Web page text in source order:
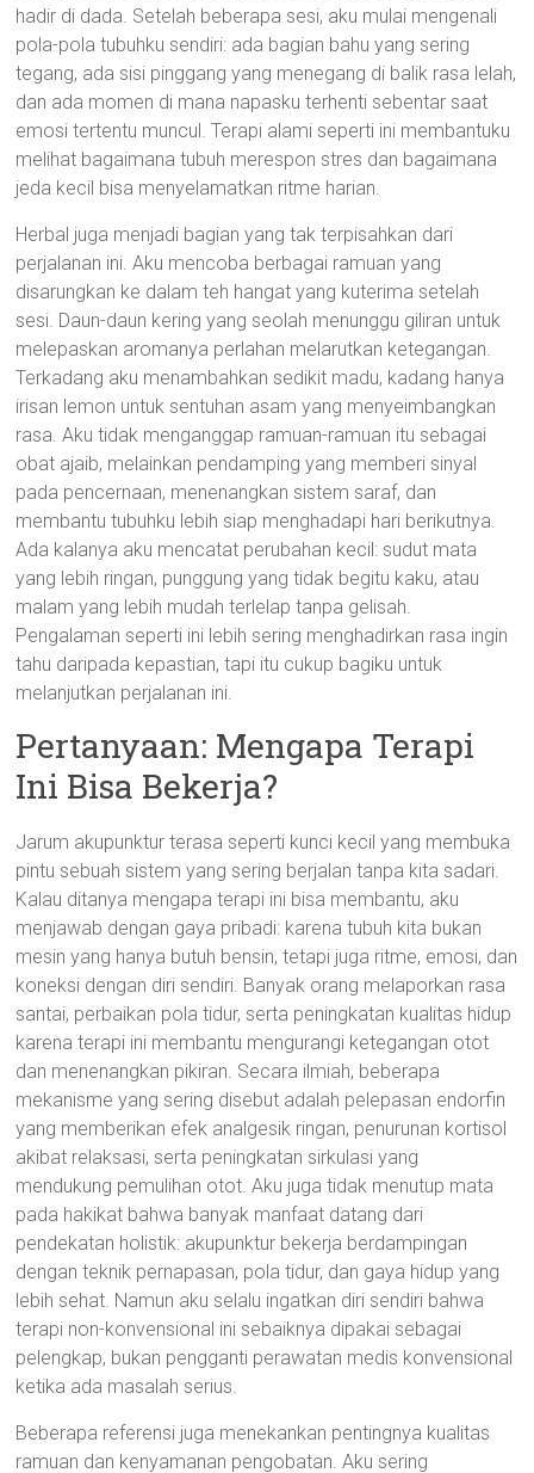
hadir di dada. Setelah beberapa sesi, aku mulai mengenali
pola-pola tubuhku sendiri: ada bagian bahu yang sering
tegang, ada sisi pinggang yang menegang di balik rasa lelah,
dan ada momen di mana napasku terhenti sebentar saat
emosi tertentu muncul. Terapi alami seperti ini membantuku
melihat bagaimana tubuh merespon stres dan bagaimana
jeda kecil bisa menyelamatkan ritme harian.
Herbal juga menjadi bagian yang tak terpisahkan dari
perjalanan ini. Aku mencoba berbagai ramuan yang
disarungkan ke dalam teh hangat yang kuterima setelah
sesi. Daun-daun kering yang seolah menunggu giliran untuk
melepaskan aromanya perlahan melarutkan ketegangan.
Terkadang aku menambahkan sedikit madu, kadang hanya
irisan lemon untuk sentuhan asam yang menyeimbangkan
rasa. Aku tidak menganggap ramuan-ramuan itu sebagai
obat ajaib, melainkan pendamping yang memberi sinyal
pada pencernaan, menenangkan sistem saraf, dan
membantu tubuhku lebih siap menghadapi hari berikutnya.
Ada kalanya aku mencatat perubahan kecil: sudut mata
yang lebih ringan, punggung yang tidak begitu kaku, atau
malam yang lebih mudah terlelap tanpa gelisah.
Pengalaman seperti ini lebih sering menghadirkan rasa ingin
tahu daripada kepastian, tapi itu cukup bagiku untuk
melanjutkan perjalanan ini.
Pertanyaan: Mengapa Terapi
Ini Bisa Bekerja?
Jarum akupunktur terasa seperti kunci kecil yang membuka
pintu sebuah sistem yang sering berjalan tanpa kita sadari.
Kalau ditanya mengapa terapi ini bisa membantu, aku
menjawab dengan gaya pribadi: karena tubuh kita bukan
mesin yang hanya butuh bensin, tetapi juga ritme, emosi, dan
koneksi dengan diri sendiri. Banyak orang melaporkan rasa
santai, perbaikan pola tidur, serta peningkatan kualitas hidup
karena terapi ini membantu mengurangi ketegangan otot
dan menenangkan pikiran. Secara ilmiah, beberapa
mekanisme yang sering disebut adalah pelepasan endorfin
yang memberikan efek analgesik ringan, penurunan kortisol
akibat relaksasi, serta peningkatan sirkulasi yang
mendukung pemulihan otot. Aku juga tidak menutup mata
pada hakikat bahwa banyak manfaat datang dari
pendekatan holistik: akupunktur bekerja berdampingan
dengan teknik pernapasan, pola tidur, dan gaya hidup yang
lebih sehat. Namun aku selalu ingatkan diri sendiri bahwa
terapi non-konvensional ini sebaiknya dipakai sebagai
pelengkap, bukan pengganti perawatan medis konvensional
ketika ada masalah serius.
Beberapa referensi juga menekankan pentingnya kualitas
ramuan dan kenyamanan pengobatan. Aku sering